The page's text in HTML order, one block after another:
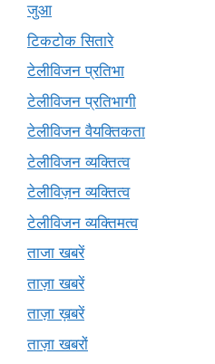
जुआ
टिकटोक सितारे
टेलीविजन प्रतिभा
टेलीविजन प्रतिभागी
टेलीविजन वैयक्तिकता
टेलीविजन व्यक्तित्व
टेलीविज़न व्यक्तित्व
टेलीविजन व्यक्तिमत्व
ताजा खबरें
ताज़ा खबरें
ताज़ा ख़बरें
ताज़ा खबरों